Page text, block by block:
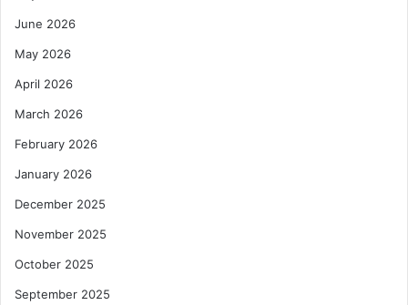
June 2026
May 2026
April 2026
March 2026
February 2026
January 2026
December 2025
November 2025
October 2025
September 2025